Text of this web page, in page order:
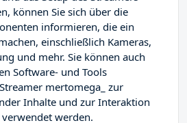
können Sie sich über die
informieren, die ein
einschließlich Kameras,
und mehr. Sie können auch
Software- und Tools
mertomega_ zur
Inhalte und zur Interaktion
werden.